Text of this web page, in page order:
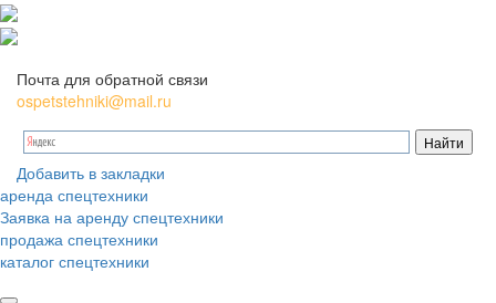
Почта для обратной связи
ospetstehniki@mail.ru
Добавить в закладки
аренда спецтехники
Заявка на аренду спецтехники
продажа спецтехники
каталог спецтехники